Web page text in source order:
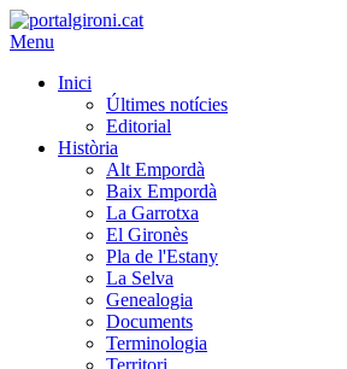
Menu
Inici
Últimes notícies
Editorial
Història
Alt Empordà
Baix Empordà
La Garrotxa
El Gironès
Pla de l'Estany
La Selva
Genealogia
Documents
Terminologia
Territori